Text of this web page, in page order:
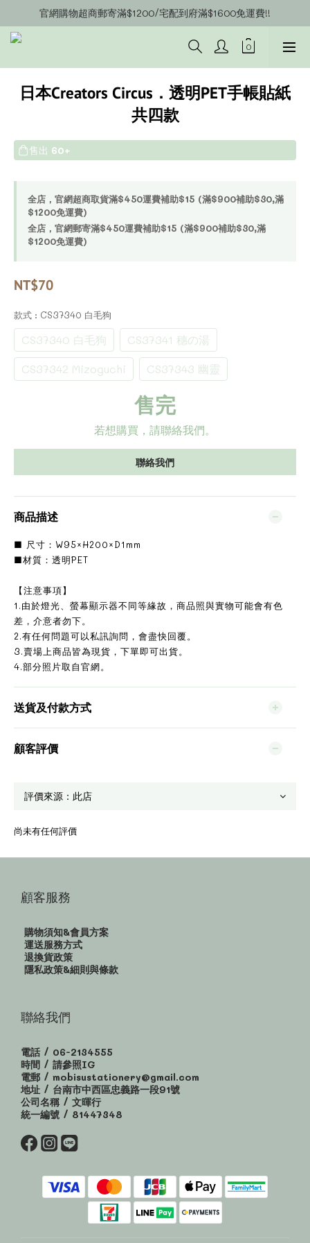
官網會員募集中~立即註冊即可獲得購物金$20!!!
官網購物超商郵寄滿$1200/宅配到府滿$1600免運費!!
官網會員募集中~立即註冊即可獲得購物金$20!!!
日本Creators Circus．透明PET手帳貼紙
共四款
售出 60+
全店，官網超商取貨滿$450運費補助$15 (滿$900補助$30,滿
$1200免運費)
全店，官網郵寄滿$450運費補助$15 (滿$900補助$30,滿
$1200免運費)
NT$70
款式 : CS37340 白毛狗
CS37340 白毛狗
CS37341 穗の湯
CS37342 Mizoguchi
CS37343 幽靈
售完
若想購買，請聯絡我們。
聯絡我們
商品描述
■ 尺寸：W95×H200×D1mm
■材質：透明PET
【注意事項】
1.由於燈光、螢幕顯示器不同等緣故，商品照與實物可能會有色
差，介意者勿下。
2.有任何問題可以私訊詢問，會盡快回覆。
3.賣場上商品皆為現貨，下單即可出貨。
4.部分照片取自官網。
送貨及付款方式
顧客評價
尚未有任何評價
顧客服務
購物須知&會員方案
運送服務方式
退換貨政策
隱私政策&細則與條款
聯絡我們
電話 / 06-2134555
時間 / 請參照IG
電郵 / mobisustationery@gmail.com
地址 / 台南市中西區忠義路一段91號
公司名稱 / 文暉行
統一編號 / 81447348